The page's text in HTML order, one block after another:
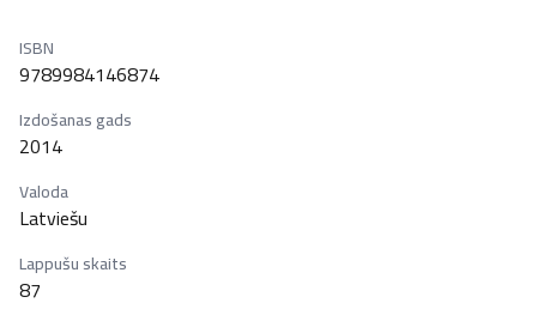
ISBN
9789984146874
Izdošanas gads
2014
Valoda
Latviešu
Lappušu skaits
87